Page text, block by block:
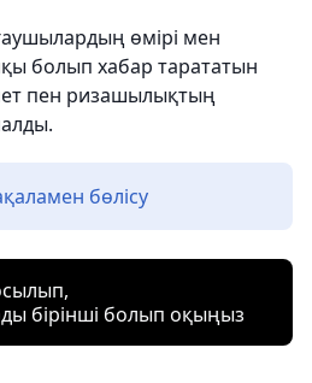
өмірі мен
болып хабар тарататын
пен ризашылықтың
бөлісу
бірінші болып оқыңыз